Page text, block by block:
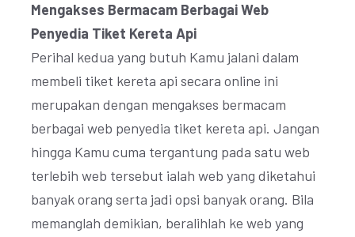
Mengakses Bermacam Berbagai Web
Penyedia Tiket Kereta Api
Perihal kedua yang butuh Kamu jalani dalam
membeli tiket kereta api secara online ini
merupakan dengan mengakses bermacam
berbagai web penyedia tiket kereta api. Jangan
hingga Kamu cuma tergantung pada satu web
terlebih web tersebut ialah web yang diketahui
banyak orang serta jadi opsi banyak orang. Bila
memanglah demikian, beralihlah ke web yang